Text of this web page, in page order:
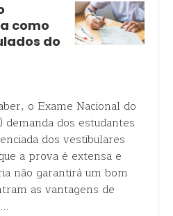
como
do
o Exame Nacional do
dos estudantes
dos vestibulares
a prova é extensa e
não garantirá um bom
as vantagens de